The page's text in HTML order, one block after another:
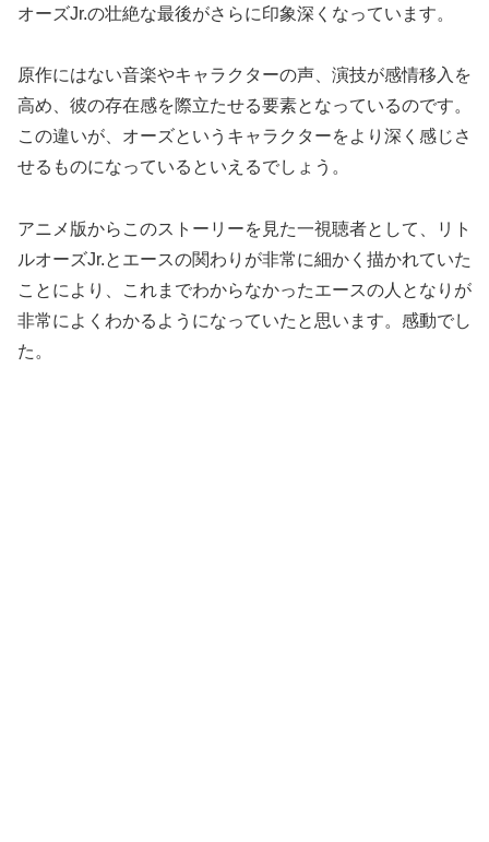
オーズJr.の壮絶な最後がさらに印象深くなっています。
原作にはない音楽やキャラクターの声、演技が感情移入を
高め、彼の存在感を際立たせる要素となっているのです。
この違いが、オーズというキャラクターをより深く感じさ
せるものになっているといえるでしょう。
アニメ版からこのストーリーを見た一視聴者として、リト
ルオーズJr.とエースの関わりが非常に細かく描かれていた
ことにより、これまでわからなかったエースの人となりが
非常によくわかるようになっていたと思います。感動でし
た。